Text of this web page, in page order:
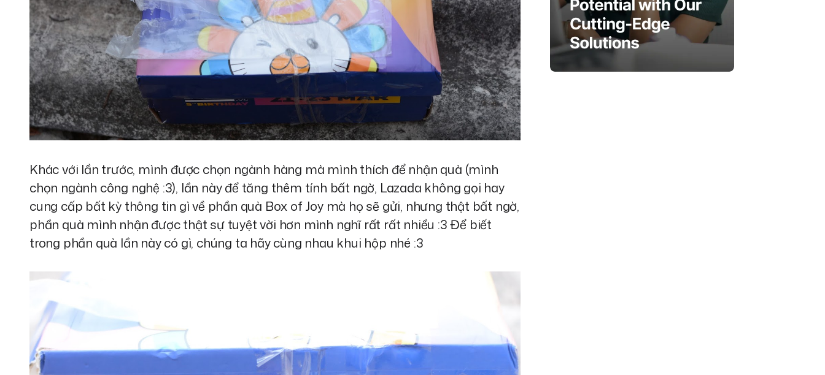
Khác với lần trước, mình được chọn ngành hàng mà mình thích để nhận quà (mình
chọn ngành công nghệ :3), lần này để tăng thêm tính bất ngờ, Lazada không gọi hay
cung cấp bất kỳ thông tin gì về phần quà Box of Joy mà họ sẽ gửi, nhưng thật bất ngờ,
phần quà mình nhận được thật sự tuyệt vời hơn mình nghĩ rất rất nhiều :3 Để biết
trong phần quà lần này có gì, chúng ta hãy cùng nhau khui hộp nhé :3